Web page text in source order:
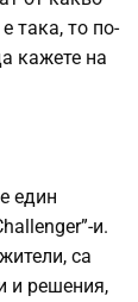
така, то по-
кажете на
един
и.
са
и решения,